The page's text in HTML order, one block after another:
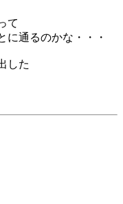
て
に通るのかな・・・
した